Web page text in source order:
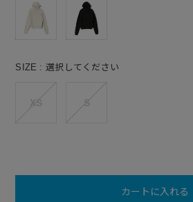
SIZE 選択してください
カートに入れる